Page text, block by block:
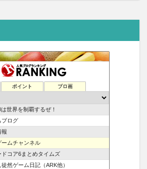
ポイント ブロ画
世界を制覇するぜ！
ブログ
報
ームチャンネル
ドコア6まとめタイムズ
然ゲーム日記（ARK他）